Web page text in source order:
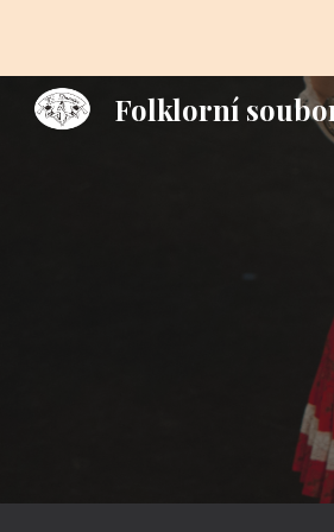
Folklorní